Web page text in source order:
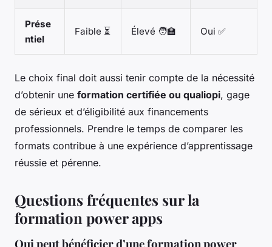
Prése
ntiel
Faible ⏳ Élevé 🧑‍🏫 Oui ✅
Le choix final doit aussi tenir compte de la nécessité
d’obtenir une formation certifiée ou qualiopi, gage
de sérieux et d’éligibilité aux financements
professionnels. Prendre le temps de comparer les
formats contribue à une expérience d’apprentissage
réussie et pérenne.
Questions fréquentes sur la
formation power apps
Qui peut bénéficier d’une formation power